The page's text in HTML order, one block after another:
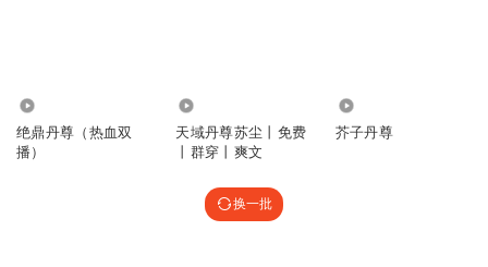
绝鼎丹尊（热血双
播）
天域丹尊苏尘丨免费
丨群穿丨爽文
芥子丹尊
换一批